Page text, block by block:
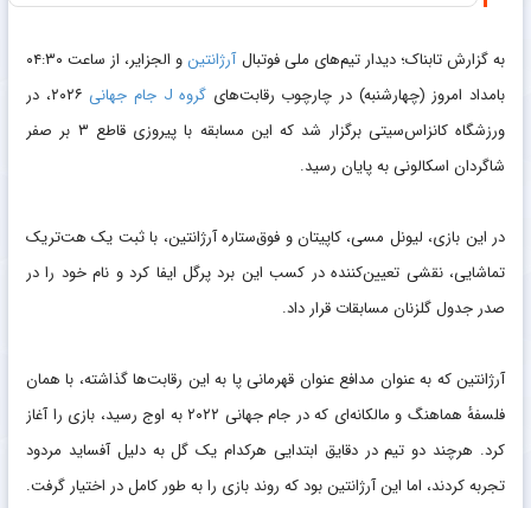
به گزارشتابناک؛ دیدار تیم‌های ملی فوتبالآرژانتین
و الجزایر، از ساعت ۰۴:۳۰
بامداد امروز (چهارشنبه) در چارچوب رقابت‌های گروه J جام جهانی
۲۰۲۶، در
ورزشگاه کانزاس‌سیتی برگزار شد که این مسابقه با پیروزی قاطع ۳ بر صفر
شاگردان اسکالونی به پایان رسید.
در این بازی، لیونل مسی، کاپیتان و فوق‌ستاره آرژانتین، با ثبت یک هت‌تریک
تماشایی، نقشی تعیین‌کننده در کسب این برد پرگل ایفا کرد و نام خود را در
صدر جدول گلزنان مسابقات قرار داد.
آرژانتین که به عنوان مدافع عنوان قهرمانی پا به این رقابت‌ها گذاشته، با همان
فلسفهٔ هماهنگ و مالکانه‌ای که در جام جهانی ۲۰۲۲ به اوج رسید، بازی را آغاز
کرد. هرچند دو تیم در دقایق ابتدایی هرکدام یک گل به دلیل آفساید مردود
تجربه کردند، اما این آرژانتین بود که روند بازی را به طور کامل در اختیار گرفت.